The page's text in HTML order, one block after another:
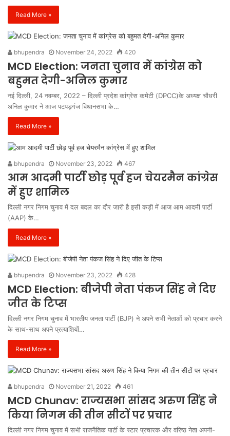
Read More »
bhupendra November 24, 2022 420
MCD Election: जनता चुनाव में कांग्रेस को
बहुमत देगी-अनिल कुमार
नई दिल्ली, 24 नवम्बर, 2022 – दिल्ली प्रदेश कांग्रेस कमेटी (DPCC)के अध्यक्ष चौधरी
अनिल कुमार ने आज पटपड़गंज विधानसभा के…
Read More »
bhupendra November 23, 2022 467
आम आदमी पार्टी छोड़ पूर्व हज चेयरमैन कांग्रेस
में हुए शामिल
दिल्ली नगर निगम चुनाव में दल बदल का दौर जारी है इसी कड़ी में आज आम आदमी पार्टी
(AAP) के…
Read More »
bhupendra November 23, 2022 428
MCD Election: बीजेपी नेता पंकज सिंह ने दिए
जीत के टिप्स
दिल्ली नगर निगम चुनाव में भारतीय जनता पार्टी (BJP) ने अपने सभी नेताओं को प्रचार करने
के साथ-साथ अपने प्रत्याशियों…
Read More »
bhupendra November 21, 2022 461
MCD Chunav: राज्यसभा सांसद अरुण सिंह ने
किया निगम की तीन सीटों पर प्रचार
दिल्ली नगर निगम चुनाव में सभी राजनैतिक पार्टी के स्टार प्रचारक और वरिष्ठ नेता अपनी-